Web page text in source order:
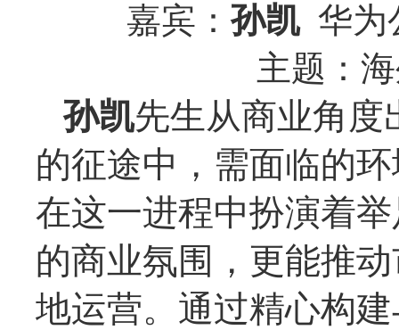
嘉宾：孙凯华为
主题：
孙凯先生从商业角度
的征途中，需面临的
在这一进程中扮演着
的商业氛围，更能推
地运营。通过精心构